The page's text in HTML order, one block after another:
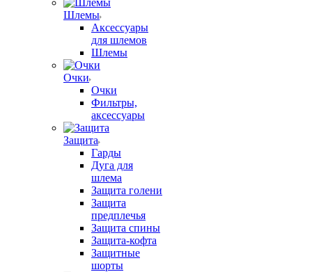
Шлемы
Аксессуары
для шлемов
Шлемы
Очки
Очки
Фильтры,
аксессуары
Защита
Гарды
Дуга для
шлема
Защита голени
Защита
предплечья
Защита спины
Защита-кофта
Защитные
шорты